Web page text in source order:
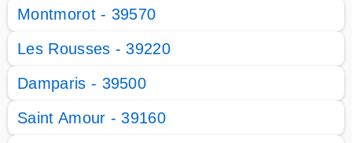
Montmorot - 39570
Les Rousses - 39220
Damparis - 39500
Saint Amour - 39160